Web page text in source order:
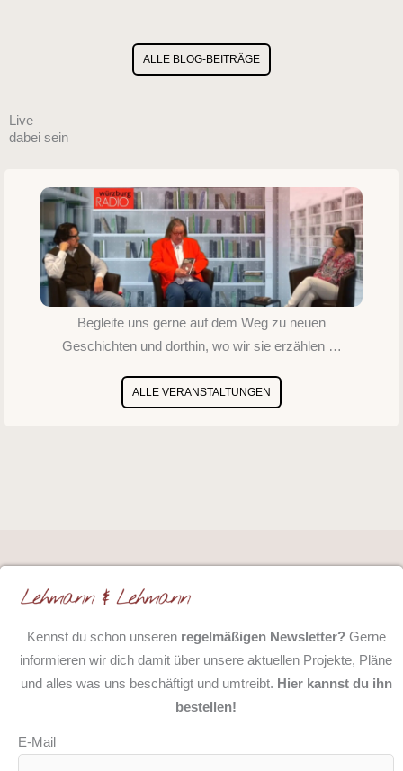
ALLE BLOG-BEITRÄGE
Live
dabei sein
Begleite uns gerne auf dem Weg zu neuen
Geschichten und dorthin, wo wir sie erzählen …
ALLE VERANSTALTUNGEN
Kennst du schon unseren regelmäßigen Newsletter?Gerne
informieren wir dich damit über unsere aktuellen Projekte, Pläne
und alles was uns beschäftigt und umtreibt. Hier kannst du ihn
bestellen!
E-Mail